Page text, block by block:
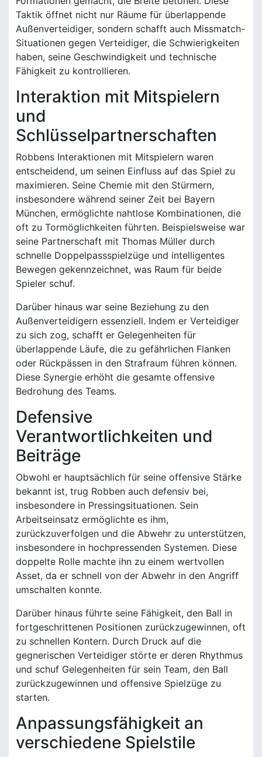
Taktik öffnet nicht nur Räume für überlappende
Außenverteidiger, sondern schafft auch Missmatch-
Situationen gegen Verteidiger, die Schwierigkeiten
haben, seine Geschwindigkeit und technische
Fähigkeit zu kontrollieren.
Interaktion mit Mitspielern
und
Schlüsselpartnerschaften
Robbens Interaktionen mit Mitspielern waren
entscheidend, um seinen Einfluss auf das Spiel zu
maximieren. Seine Chemie mit den Stürmern,
insbesondere während seiner Zeit bei Bayern
München, ermöglichte nahtlose Kombinationen, die
oft zu Tormöglichkeiten führten. Beispielsweise war
seine Partnerschaft mit Thomas Müller durch
schnelle Doppelpassspielzüge und intelligentes
Bewegen gekennzeichnet, was Raum für beide
Spieler schuf.
Darüber hinaus war seine Beziehung zu den
Außenverteidigern essenziell. Indem er Verteidiger
zu sich zog, schafft er Gelegenheiten für
überlappende Läufe, die zu gefährlichen Flanken
oder Rückpässen in den Strafraum führen können.
Diese Synergie erhöht die gesamte offensive
Bedrohung des Teams.
Defensive
Verantwortlichkeiten und
Beiträge
Obwohl er hauptsächlich für seine offensive Stärke
bekannt ist, trug Robben auch defensiv bei,
insbesondere in Pressingsituationen. Sein
Arbeitseinsatz ermöglichte es ihm,
zurückzuverfolgen und die Abwehr zu unterstützen,
insbesondere in hochpressenden Systemen. Diese
doppelte Rolle machte ihn zu einem wertvollen
Asset, da er schnell von der Abwehr in den Angriff
umschalten konnte.
Darüber hinaus führte seine Fähigkeit, den Ball in
fortgeschrittenen Positionen zurückzugewinnen, oft
zu schnellen Kontern. Durch Druck auf die
gegnerischen Verteidiger störte er deren Rhythmus
und schuf Gelegenheiten für sein Team, den Ball
zurückzugewinnen und offensive Spielzüge zu
starten.
Anpassungsfähigkeit an
verschiedene Spielstile